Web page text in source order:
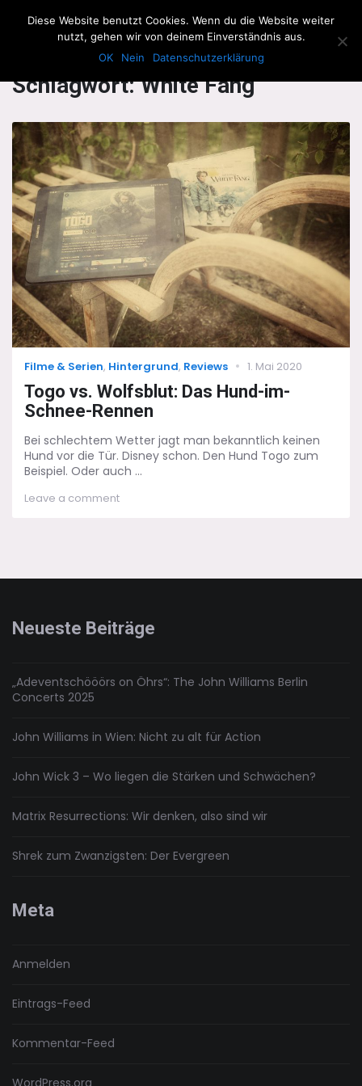
The Howling Men
Schlagwort:White Fang
Categories
Filme & Serien, Hintergrund, Reviews
Posted
1. Mai 2020
Togo vs. Wolfsblut: Das Hund-im-
Schnee-Rennen
Bei schlechtem Wetter jagt man bekanntlich keinen
Hund vor die Tür. Disney schon. Den Hund Togo zum
Beispiel. Oder auch ...
Leave a commenton
Neueste Beiträge
„Adeventschööörs on Öhrs“: The John Williams Berlin
Concerts 2025
John Williams in Wien: Nicht zu alt für Action
John Wick 3 – Wo liegen die Stärken und Schwächen?
Matrix Resurrections: Wir denken, also sind wir
Shrek zum Zwanzigsten: Der Evergreen
Meta
Anmelden
Eintrags-Feed
Kommentar-Feed
WordPress.org
Diese Website benutzt Cookies. Wenn du die Website weiter
nutzt, gehen wir von deinem Einverständnis aus.
OK
Nein Datenschutzerklärung